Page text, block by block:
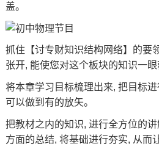
盖。
抓住【讨专财知识结构网络】的要
张开, 能使您对这个板块的知识一眼
将本章学习目标梳理出来, 把目标
可以做到有的放矢。
把教材之内的知识, 进行全方位的
方面的总结, 将基础进行夯实, 从而